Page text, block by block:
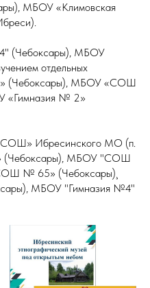
МБОУ «Климовская
(Чебоксары), МБОУ
отдельных
(Чебоксары), МБОУ «СОШ
«Гимназия № 2»
СОШ» Ибресинского МО (п.
МБОУ "СОШ
№ 65» (Чебоксары)¸
МБОУ "Гимназия №4"